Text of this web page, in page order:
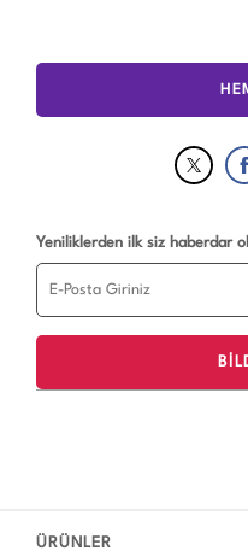
Yeniliklerden ilk siz haberdar
ÜRÜNLER